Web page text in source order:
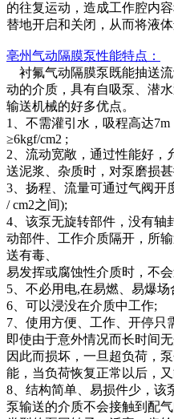
的往复运动，造成工作腔内
替地开启和关闭，从而将液
亳州气动隔膜泵性能特点：
衬氟气动隔膜泵既能抽送
动的介质，具有自吸泵、潜
输送机械的好多优点。
1、不需灌引水，吸程高达
≥6kgf/cm2 ;
2、流动宽敞，通过性能好，
送泥浆、杂质时，对泵磨损
3、扬程、流量可通过气阀开
/ cm2之间);
4、该泵无旋转部件，没有轴
动部件、工作介质隔开，所
送有毒、
易发挥或腐蚀性介质时，不
5、不必用电,在易燃、易爆场
6、可以浸没在介质中工作;
7、使用方便、工作、开停只
即使由于意外情况而长时间
因此而损坏，一旦超负荷，
能，当负荷恢复正常以后，
8、结构简单、易损件少，该
泵输送的介质不会接触到配